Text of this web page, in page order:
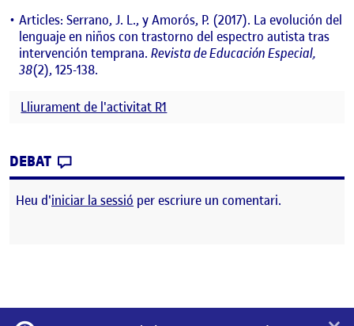
Articles: Serrano, J. L., y Amorós, P. (2017). La evolución del
lenguaje en niños con trastorno del espectro autista tras
intervención temprana. Revista de Educación Especial,
38(2), 125-138.
Lliurament de l'activitat R1
DEBAT
Heu d'iniciar la sessió per escriure un comentari.